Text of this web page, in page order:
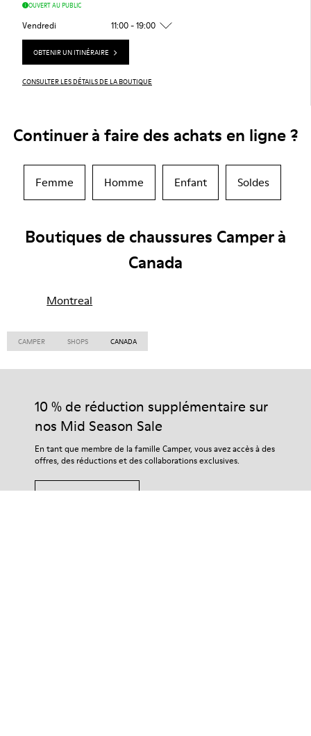
OUVERT AU PUBLIC
Vendredi 11:00 - 19:00
OBTENIR UN ITINÉRAIRE
CONSULTER LES DÉTAILS DE LA BOUTIQUE
Continuer à faire des achats en ligne ?
Femme Homme Enfant Soldes
Boutiques de chaussures Camper à
Canada
Montreal
CAMPER SHOPS CANADA
10 % de réduction supplémentaire sur
nos Mid Season Sale
En tant que membre de la famille Camper, vous avez accès à des
offres, des réductions et des collaborations exclusives.
Rejoignez-nous